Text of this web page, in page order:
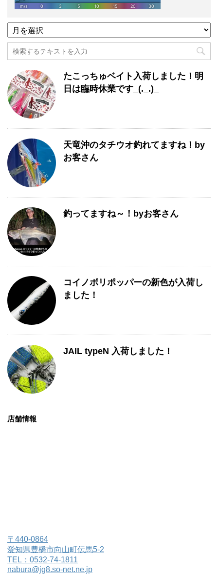
過
去
記
事
別
一
覧
たこっちゅベイト入荷しました！明
日は臨時休業です_(._.)_
天竜沖のタチウオ釣れてますね！by
お客さん
釣ってますね～！byお客さん
コイノボリポッパーの新色が入荷し
ました！
JAIL typeN 入荷しました！
店舗情報
〒440-0864
愛知県豊橋市向山町伝馬5-2
TEL：0532-74-1811
nabura@jg8.so-net.ne.jp